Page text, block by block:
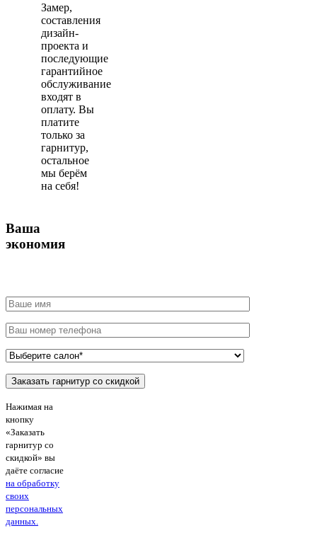
Замер,
составления
дизайн-
проекта и
последующие
гарантийное
обслуживание
входят в
оплату. Вы
платите
только за
гарнитур,
остальное
мы берём
на себя!
Ваша
экономия
Нажимая на
кнопку
«Заказать
гарнитур со
скидкой» вы
даёте согласие
на обработку
своих
персональных
данных.